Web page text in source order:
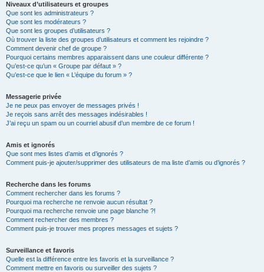
Niveaux d’utilisateurs et groupes
Que sont les administrateurs ?
Que sont les modérateurs ?
Que sont les groupes d’utilisateurs ?
Où trouver la liste des groupes d’utilisateurs et comment les rejoindre ?
Comment devenir chef de groupe ?
Pourquoi certains membres apparaissent dans une couleur différente ?
Qu’est-ce qu’un « Groupe par défaut » ?
Qu’est-ce que le lien « L’équipe du forum » ?
Messagerie privée
Je ne peux pas envoyer de messages privés !
Je reçois sans arrêt des messages indésirables !
J’ai reçu un spam ou un courriel abusif d’un membre de ce forum !
Amis et ignorés
Que sont mes listes d’amis et d’ignorés ?
Comment puis-je ajouter/supprimer des utilisateurs de ma liste d’amis ou d’ignorés ?
Recherche dans les forums
Comment rechercher dans les forums ?
Pourquoi ma recherche ne renvoie aucun résultat ?
Pourquoi ma recherche renvoie une page blanche ?!
Comment rechercher des membres ?
Comment puis-je trouver mes propres messages et sujets ?
Surveillance et favoris
Quelle est la différence entre les favoris et la surveillance ?
Comment mettre en favoris ou surveiller des sujets ?